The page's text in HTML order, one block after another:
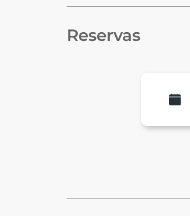
Reservas